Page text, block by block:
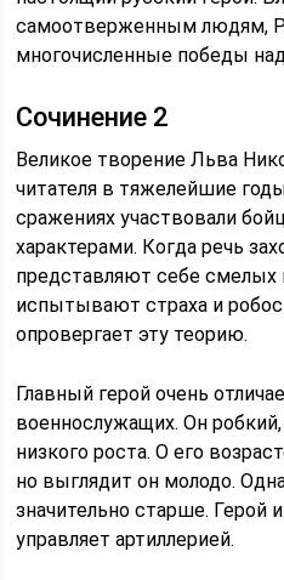
самоотверженным людям,
многочисленные победы
Сочинение 2
Великое творение Льва
читателя в тяжелейшие
сражениях участвовали
характерами. Когда речь
представляют себе смелых
испытывают страха и
опровергает эту теорию.
Главный герой очень
военнослужащих. Он
низкого роста. О его
но выглядит он молодо.
значительно старше. Герой
управляет артиллерией.